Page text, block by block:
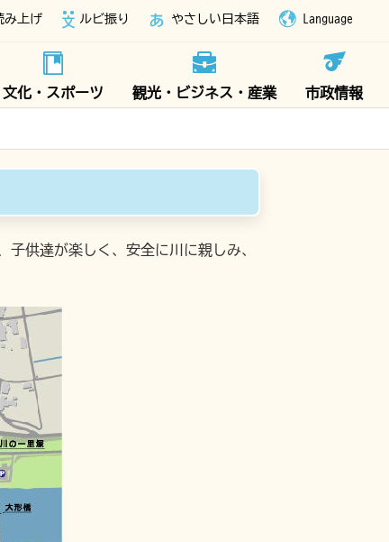
み上げ ルビ振り やさしい日本語 Language
文化・スポーツ 観光・ビジネス・産業 市政情報
供達が楽しく、安全に川に親しみ、